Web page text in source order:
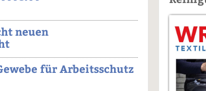
neuen
für Arbeitsschutz